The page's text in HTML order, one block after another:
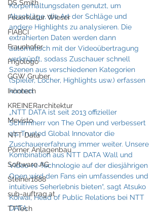
DS Smith
Feuerkultur Wieser
FIABCI
Fraunhofer
Frigologo
GGW Gruber
Innotech
KREINERarchitektur
Mevisto
NTT Data
Pörner Anlagenbau
Software AG
Steiner1888
sub-auftrag.at
TTTech
Körperhaltungsdaten genutzt, um
Abschläge, die Art der Schläge und
andere Highlights zu analysieren. Die
extrahierten Daten werden dann
automatisch mit der Videoübertragung
verknüpft, sodass Zuschauer schnell
Szenen aus verschiedenen Kategorien
(Spieler, Löcher, Highlights usw.) erfassen
können.
„NTT DATA ist seit 2013 offizieller
Schirmherr von The Open und verbessert
als Trusted Global Innovator die
Zuschauererfahrung immer weiter. Unsere
Kombination aus NTT DATA Wall und
Video-KI-Technologie auf der diesjährigen
Open wird den Fans ein umfassendes und
intuitives Seherlebnis bieten“, sagt Atsuko
Koiwai, Head of Public Relations bei NTT
DATA.